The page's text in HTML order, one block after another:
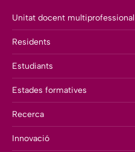
Unitat docent multiprofessional
Residents
Estudiants
Estades formatives
Recerca
Innovació